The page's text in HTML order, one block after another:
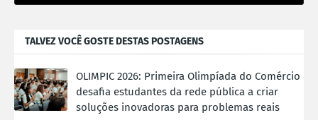
TALVEZ VOCÊ GOSTE DESTAS POSTAGENS
OLIMPIC 2026: Primeira Olimpíada do Comércio
desafia estudantes da rede pública a criar
soluções inovadoras para problemas reais